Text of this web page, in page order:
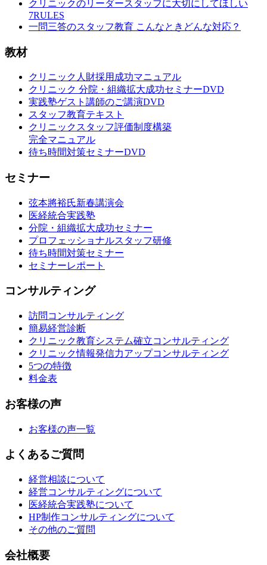
クリニックのリーダースタッフに大切にしてほしい
7RULES
一問三答のスタッフ教育 こんなときどんな対応？
教材
クリニック人財採用成功マニュアル
クリニック 分院・組織拡大成功セミナーDVD
実践塾ゲスト講師のご講演DVD
スタッフ教育テキスト
クリニックスタッフ評価制度構築
完全マニュアル
待ち時間対策セミナーDVD
セミナー
弦本將裕氏新春講演会
医経統合実践塾
分院・組織拡大成功セミナー
プロフェッショナルスタッフ研修
待ち時間対策セミナー
セミナーレポート
コンサルティング
訪問コンサルティング
簡易経営診断
クリニック教育システム確立コンサルティング
クリニック情報発信力アップコンサルティング
5つの特徴
料金表
お客様の声
お客様の声一覧
よくあるご質問
経営相談について
経営コンサルティングについて
医経統合実践塾について
HP制作コンサルティングについて
その他のご質問
会社概要